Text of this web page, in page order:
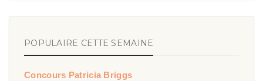
POPULAIRE CETTE SEMAINE
Concours Patricia Briggs